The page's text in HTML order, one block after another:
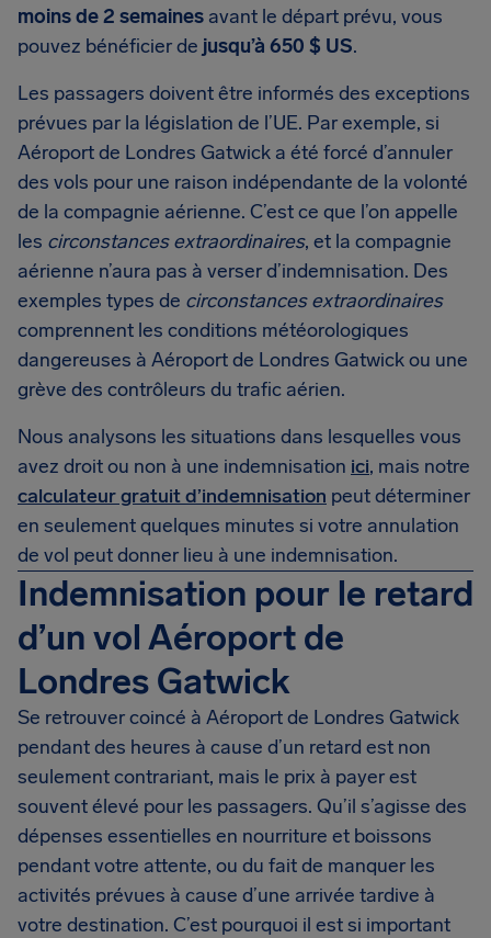
moins de 2 semaines avant le départ prévu, vous
pouvez bénéficier de jusqu’à 650 $ US.
Les passagers doivent être informés des exceptions
prévues par la législation de l’UE. Par exemple, si
Aéroport de Londres Gatwick a été forcé d’annuler
des vols pour une raison indépendante de la volonté
de la compagnie aérienne. C’est ce que l’on appelle
les circonstances extraordinaires, et la compagnie
aérienne n’aura pas à verser d’indemnisation. Des
exemples types de circonstances extraordinaires
comprennent les conditions météorologiques
dangereuses à Aéroport de Londres Gatwick ou une
grève des contrôleurs du trafic aérien.
Nous analysons les situations dans lesquelles vous
avez droit ou non à une indemnisation ici, mais notre
calculateur gratuit d’indemnisation peut déterminer
en seulement quelques minutes si votre annulation
de vol peut donner lieu à une indemnisation.
Indemnisation pour le retard
d’un vol Aéroport de
Londres Gatwick
Se retrouver coincé à Aéroport de Londres Gatwick
pendant des heures à cause d’un retard est non
seulement contrariant, mais le prix à payer est
souvent élevé pour les passagers. Qu’il s’agisse des
dépenses essentielles en nourriture et boissons
pendant votre attente, ou du fait de manquer les
activités prévues à cause d’une arrivée tardive à
votre destination. C’est pourquoi il est si important